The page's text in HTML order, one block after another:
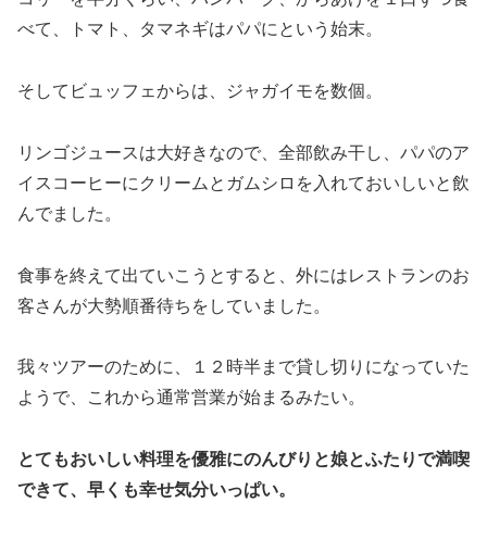
べて、トマト、タマネギはパパにという始末。
そしてビュッフェからは、ジャガイモを数個。
リンゴジュースは大好きなので、全部飲み干し、パパのア
イスコーヒーにクリームとガムシロを入れておいしいと飲
んでました。
食事を終えて出ていこうとすると、外にはレストランのお
客さんが大勢順番待ちをしていました。
我々ツアーのために、１２時半まで貸し切りになっていた
ようで、これから通常営業が始まるみたい。
とてもおいしい料理を優雅にのんびりと娘とふたりで満喫
できて、早くも幸せ気分いっぱい。